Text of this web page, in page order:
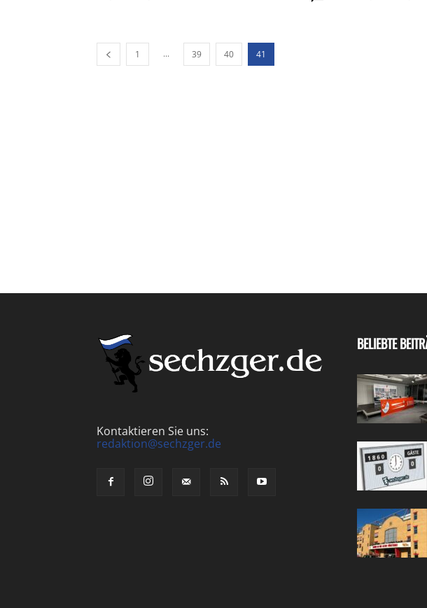
1 ... 39 40 41
Kontaktieren Sie uns:
redaktion@sechzger.de
BELIEBTE